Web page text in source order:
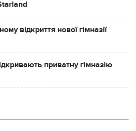
відкриття нової гімназії
приватну гімназію